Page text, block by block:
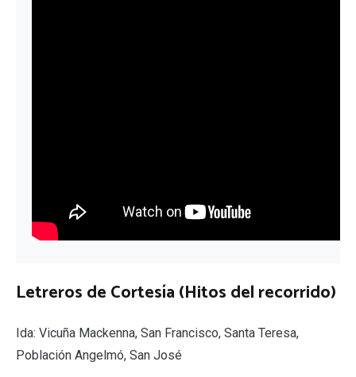
Letreros de Cortesía (Hitos del recorrido)
Ida: Vicuña Mackenna, San Francisco, Santa Teresa,
Población Angelmó, San José